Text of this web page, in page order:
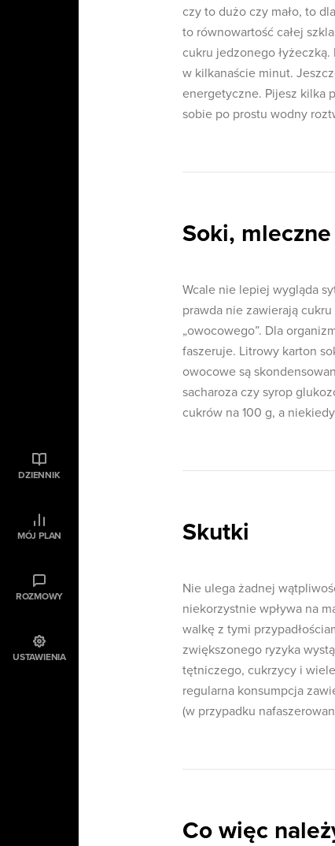
DZIENNIK
MÓJ PLAN
ROZMOWY
USTAWIENIA
czy to dużo czy mało, to
to równowartość całej
cukru jedzonego
w kilkanaście minut.
energetyczne. Pijesz kilka
sobie po prostu wodny
Soki,
Wcale nie lepiej wygląda
prawda nie zawierają
„owocowego”. Dla
faszeruje. Litrowy karton
owocowe są
sacharoza czy syrop
cukrów na 100 g, a
Skutki
Nie ulega żadnej
niekorzystnie wpływa na
walkę z tymi
zwiększonego ryzyka
tętniczego, cukrzycy i
regularna konsumpcja
(w przypadku
Co więc